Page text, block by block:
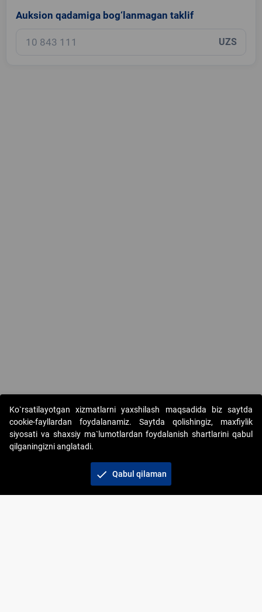
Auksion qadamiga bog‘lanmagan taklif
UZS
Copyright © 2017-2026. "Elektron onlayn-auksionlarni
tashkil etish" AJ. Barcha huquqlar himoyalangan
Ko`rsatilayotgan xizmatlarni yaxshilash maqsadida biz saytda
cookie-fayllardan foydalanamiz. Saytda qolishingiz, maxfiylik
siyosati va shaxsiy ma`lumotlardan foydalanish shartlarini qabul
qilganingizni anglatadi.
check Qabul qilaman